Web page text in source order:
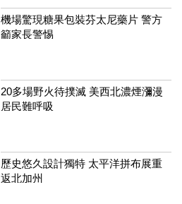
機場驚現糖果包裝芬太尼藥片 警方
籲家長警惕
20多場野火待撲滅 美西北濃煙瀰漫
居民難呼吸
歷史悠久設計獨特 太平洋拼布展重
返北加州